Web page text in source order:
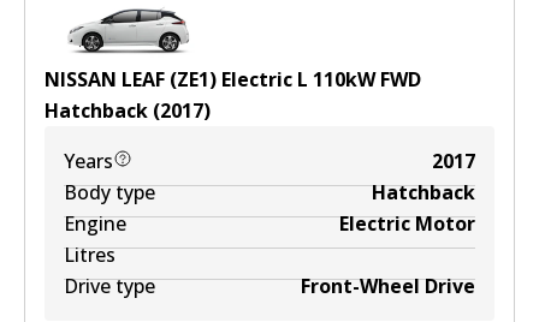
NISSAN LEAF (ZE1) Electric L 110kWFWD
Hatchback (2017)
Years
2017
Body type
Hatchback
Engine
Electric Motor
Litres
Drive type
Front-Wheel Drive